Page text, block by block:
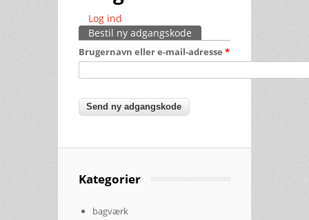
Primære faneblade
Log ind
Bestil ny adgangskode
Brugernavn eller e-mail-adresse *
Kategorier
bagværk